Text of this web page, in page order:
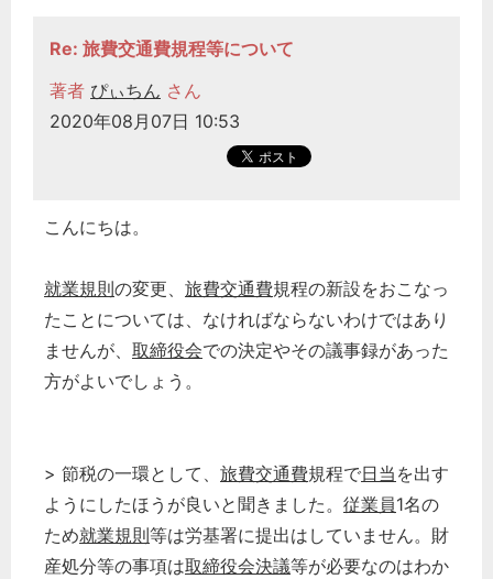
Re: 旅費交通費規程等について
著者 ぴぃちん さん
2020年08月07日 10:53
こんにちは。
就業規則の変更、 旅費交通費規程の新設をおこなっ
たことについては、なければならないわけではあり
ませんが、 取締役会での決定やその議事録があった
方がよいでしょう。
> 節税の一環として、 旅費交通費規程で日当 を出す
ようにしたほうが良いと聞きました。 従業員1名の
ため就業規則等は労基署に提出はしていません。財
産処分等の事項は取締役会決議等が必要なのはわか